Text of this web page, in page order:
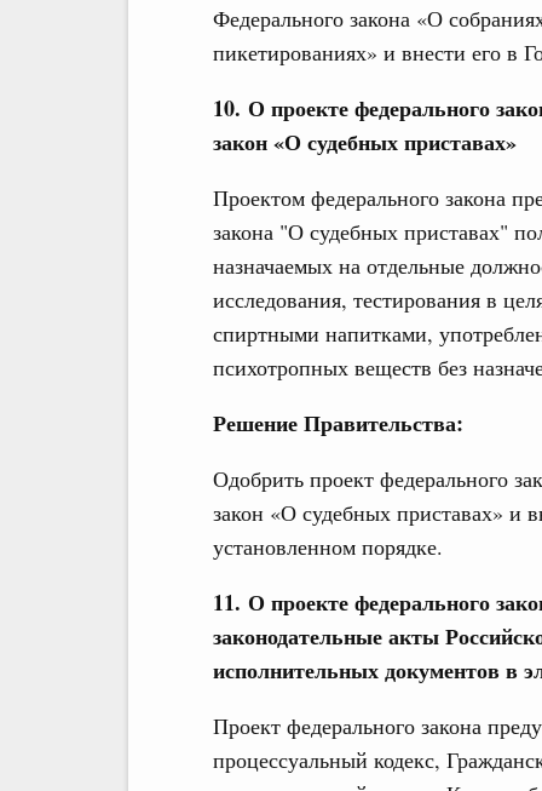
Федерального закона «О
пикетированиях» и внести его в
10. О проекте федерального
закон «О судебных приставах»
Проектом федерального закона
закона "О судебных приставах"
назначаемых на отдельные
исследования, тестирования в
спиртными напитками,
психотропных веществ без
Решение Правительства:
Одобрить проект федерального
закон «О судебных приставах» и
установленном порядке.
11. О проекте федерального
законодательные акты
исполнительных документов в
Проект федерального закона
процессуальный кодекс,